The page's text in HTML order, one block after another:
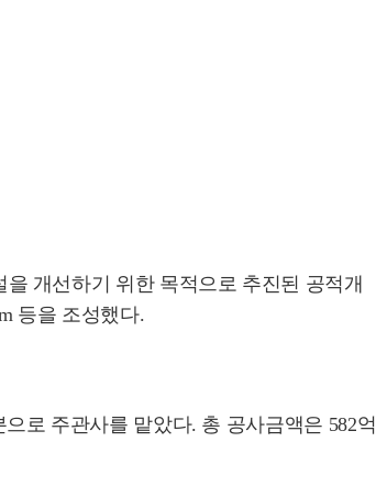
개선하기 위한 목적으로 추진된 공적개
등을 조성했다.
로 주관사를 맡았다. 총 공사금액은 582억